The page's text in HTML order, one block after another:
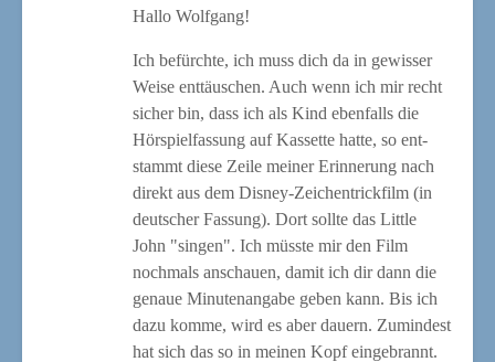
Hal­lo Wolfgang!
Ich befürch­te, ich muss dich da in gewis­ser
Wei­se ent­täu­schen. Auch wenn ich mir recht
sicher bin, dass ich als Kind eben­falls die
Hör­spiel­fas­sung auf Kas­set­te hat­te, so ent­
stammt die­se Zei­le mei­ner Erin­ne­rung nach
direkt aus dem Dis­ney-Zei­chen­trick­film (in
deut­scher Fas­sung). Dort soll­te das Litt­le
John "sin­gen". Ich müss­te mir den Film
noch­mals anschau­en, damit ich dir dann die
genaue Minu­ten­an­ga­be geben kann. Bis ich
dazu kom­me, wird es aber dau­ern. Zumin­dest
hat sich das so in mei­nen Kopf eingebrannt.